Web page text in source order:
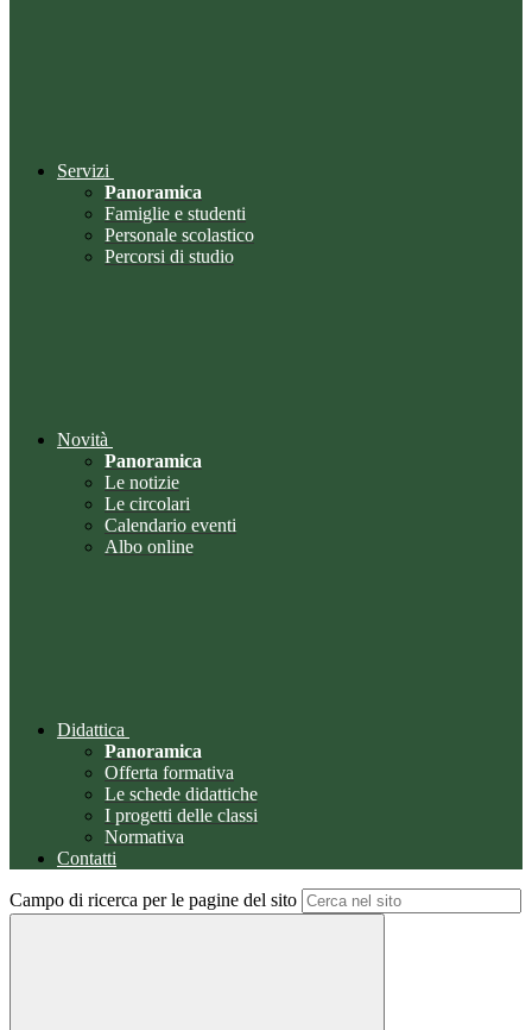
Servizi
Panoramica
Famiglie e studenti
Personale scolastico
Percorsi di studio
Novità
Panoramica
Le notizie
Le circolari
Calendario eventi
Albo online
Didattica
Panoramica
Offerta formativa
Le schede didattiche
I progetti delle classi
Normativa
Contatti
Campo di ricerca per le pagine del sito